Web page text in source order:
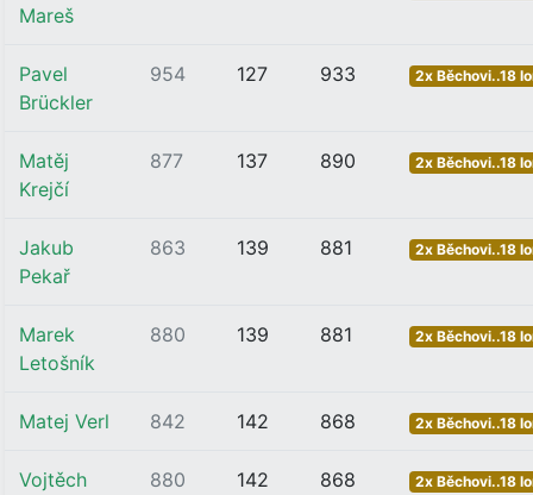
Mareš
Pavel
Brückler
954 127 933 2x Běchovi..18
Matěj
Krejčí
877 137 890 2x Běchovi..18
Jakub
Pekař
863 139 881 2x Běchovi..18
Marek
Letošník
880 139 881 2x Běchovi..18
Matej Verl 842 142 868 2x Běchovi..18
Vojtěch
880 142 868 2x Běchovi..18